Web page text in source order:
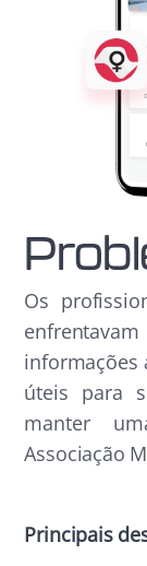
Os
informações
úteis para
manter
Associação
Principais